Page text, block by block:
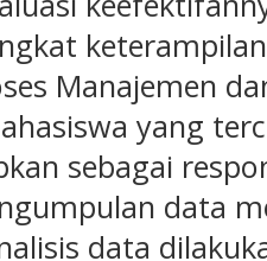
Manajemen
yang
sebagai
data
data